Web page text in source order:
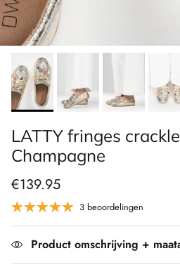
LATTY fringes
Champagne
€139.95
3 beoordelingen
Product omschrijving +